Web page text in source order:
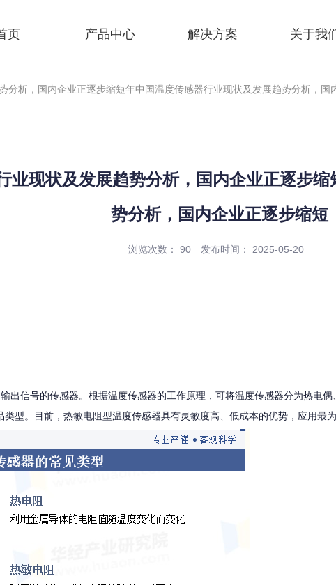
页 产品中心 解决方案 关于我
分析，国内企业正逐步缩短年中国温度传感器行业现状及发展趋势分析，国
业现状及发展趋势分析，国内企业正逐步
势分析，国内企业正逐步缩短
浏览次数：90 发布时间： 2025-05-20
出信号的传感器。根据温度传感器的工作原理，可将温度传感器分为热电
型。目前，热敏电阻型温度传感器具有灵敏度高、低成本的优势，应用最为